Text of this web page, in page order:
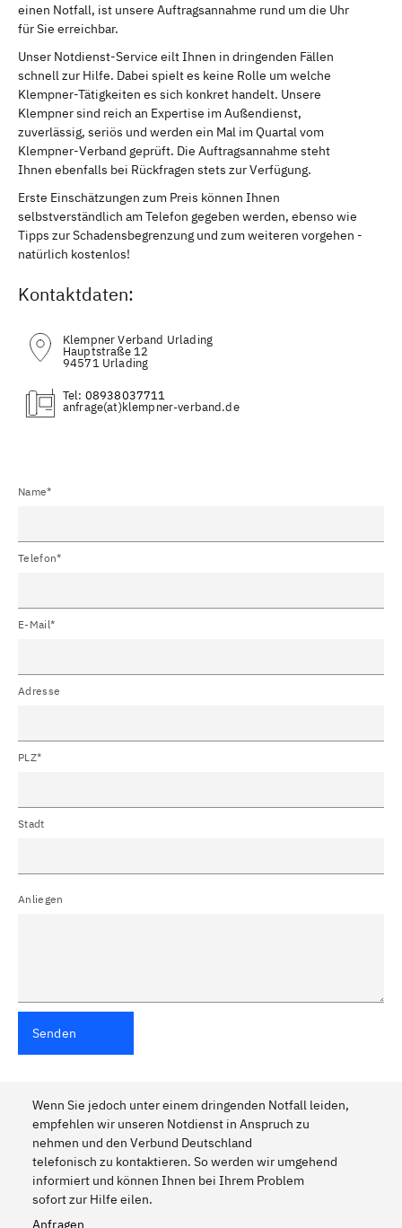
einen Notfall, ist unsere Auftragsannahme rund um die Uhr
für Sie erreichbar.
Unser Notdienst-Service eilt Ihnen in dringenden Fällen
schnell zur Hilfe. Dabei spielt es keine Rolle um welche
Klempner-Tätigkeiten es sich konkret handelt. Unsere
Klempner sind reich an Expertise im Außendienst,
zuverlässig, seriös und werden ein Mal im Quartal vom
Klempner-Verband geprüft. Die Auftragsannahme steht
Ihnen ebenfalls bei Rückfragen stets zur Verfügung.
Erste Einschätzungen zum Preis können Ihnen
selbstverständlich am Telefon gegeben werden, ebenso wie
Tipps zur Schadensbegrenzung und zum weiteren vorgehen -
natürlich kostenlos!
Kontaktdaten:
Klempner Verband Urlading
Hauptstraße 12
94571 Urlading
Tel: 08938037711
(at)
Name*
Telefon*
E-Mail*
Adresse
PLZ*
Stadt
Anliegen
Senden
Wenn Sie jedoch unter einem dringenden Notfall leiden,
empfehlen wir unseren Notdienst in Anspruch zu
nehmen und den Verbund Deutschland
telefonisch zu kontaktieren. So werden wir umgehend
informiert und können Ihnen bei Ihrem Problem
sofort zur Hilfe eilen.
Anfragen